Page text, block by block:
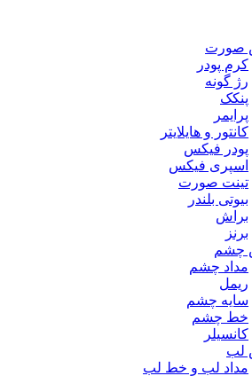
صورت
کرم پودر
رژ گونه
پنکک
پرایمر
کانتور و هایلایتر
پودر فیکس
اسپری فیکس
تینت صورت
بیوتی بلندر
براش
برنز
چشم
مداد چشم
ریمل
سایه چشم
خط چشم
کانسیلر
لب
مداد لب و خط لب